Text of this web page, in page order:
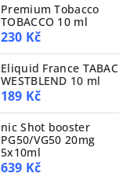
Premium Tobacco
TOBACCO 10 ml
230 Kč
Eliquid France TABAC
WESTBLEND 10 ml
189 Kč
nic Shot booster
PG50/VG50 20mg
5x10ml
639 Kč